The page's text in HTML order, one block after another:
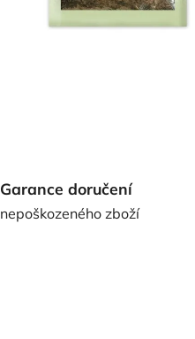
Garance doručení
nepoškozeného zboží